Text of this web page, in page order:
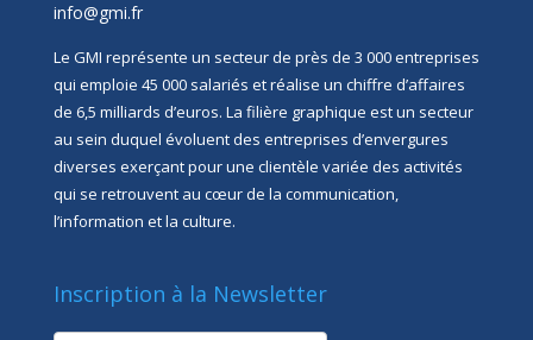
info@gmi.fr
Le GMI représente un secteur de près de 3 000 entreprises
qui emploie 45 000 salariés et réalise un chiffre d’affaires
de 6,5 milliards d’euros. La filière graphique est un secteur
au sein duquel évoluent des entreprises d’envergures
diverses exerçant pour une clientèle variée des activités
qui se retrouvent au cœur de la communication,
l’information et la culture.
Inscription à la Newsletter
newsletter